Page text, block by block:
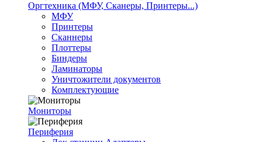
Оргтехника (МФУ, Сканеры, Принтеры...)
МФУ
Принтеры
Сканнеры
Плоттеры
Биндеры
Ламинаторы
Уничтожители документов
Комплектующие
Мониторы
Периферия